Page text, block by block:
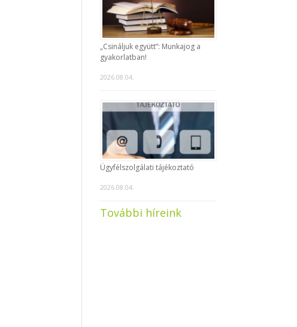
„Csináljuk együtt”: Munkajog a
gyakorlatban!
2026.08.04.
Ügyfélszolgálati tájékoztató
2026.08.04.
További híreink